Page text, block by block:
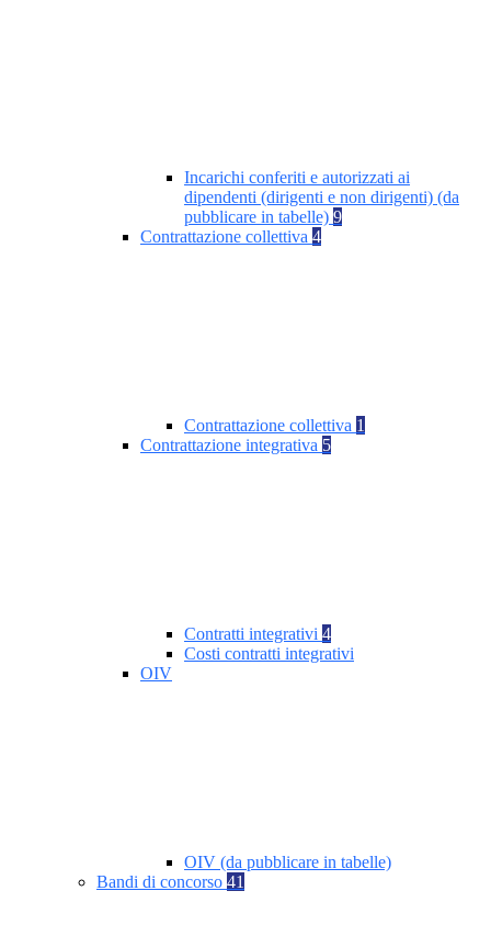
Incarichi conferiti e autorizzati ai
dipendenti (dirigenti e non dirigenti) (da
pubblicare in tabelle) 9
Contrattazione collettiva 4
Contrattazione collettiva 1
Contrattazione integrativa 5
Contratti integrativi 4
Costi contratti integrativi
OIV
OIV (da pubblicare in tabelle)
Bandi di concorso 41